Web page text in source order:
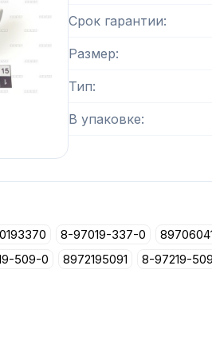
Срок гарантии
Размер
Тип
В упаковке
8-97019-337-0
509-0 8972195091 8-97219-